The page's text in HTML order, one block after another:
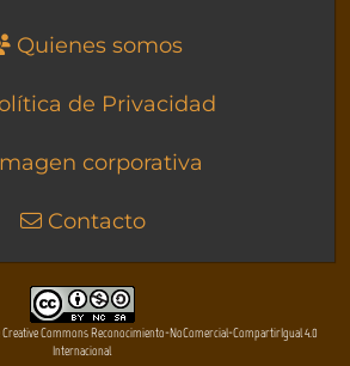
Quienes somos
de Privacidad
corporativa
Contacto
Creative Commons Reconocimiento-NoComercial-CompartirIgual 4.0
Internacional